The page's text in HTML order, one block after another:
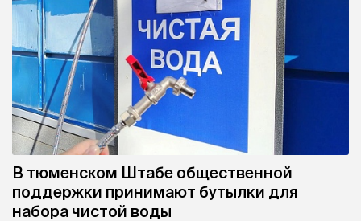
В тюменском Штабе общественной
поддержки принимают бутылки для
набора чистой воды